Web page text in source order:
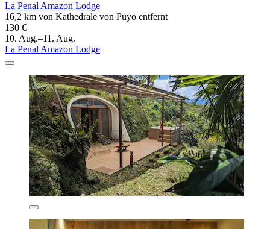
La Penal Amazon Lodge
16,2 km von Kathedrale von Puyo entfernt
130 €
10. Aug.–11. Aug.
La Penal Amazon Lodge